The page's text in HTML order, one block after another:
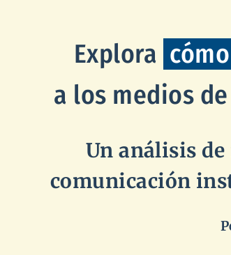
Explora
a los medios
Un análisis de
comunicación